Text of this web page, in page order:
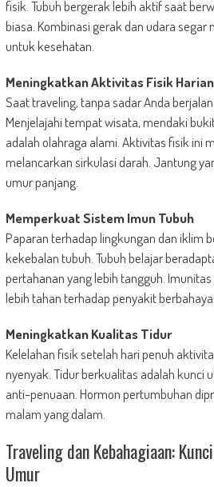
fisik. Tubuh bergerak lebih aktif saat
biasa. Kombinasi gerak dan udara segar
untuk kesehatan.
Meningkatkan Aktivitas Fisik Harian
Saat traveling, tanpa sadar Anda
Menjelajahi tempat wisata, mendaki
adalah olahraga alami. Aktivitas fisik ini
melancarkan sirkulasi darah. Jantung
umur panjang.
Memperkuat Sistem Imun Tubuh
Paparan terhadap lingkungan dan iklim
kekebalan tubuh. Tubuh belajar
pertahanan yang lebih tangguh.
lebih tahan terhadap penyakit berbahaya.
Meningkatkan Kualitas Tidur
Kelelahan fisik setelah hari penuh
nyenyak. Tidur berkualitas adalah kunci
anti-penuaan. Hormon pertumbuhan
malam yang dalam.
Traveling dan Kebahagiaan:
Umur